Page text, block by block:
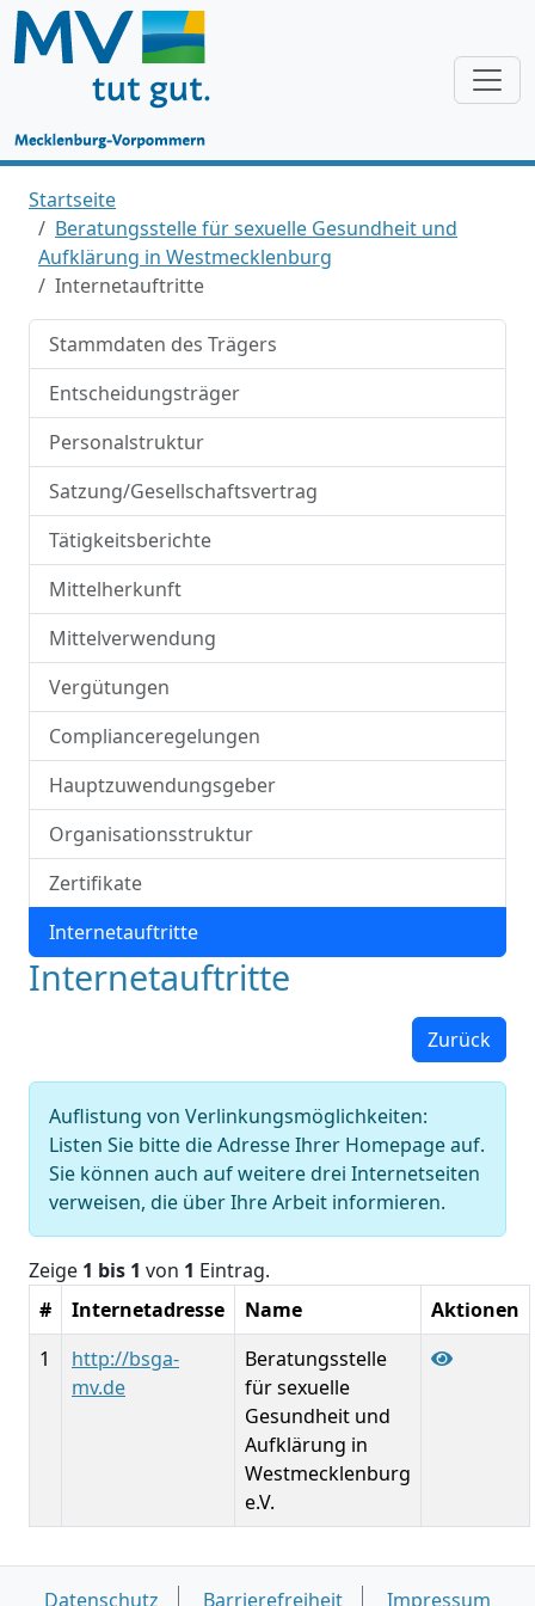
Startseite
Beratungsstelle für sexuelle Gesundheit und
Aufklärung in Westmecklenburg
Internetauftritte
Stammdaten des Trägers
Entscheidungsträger
Personalstruktur
Satzung/Gesellschaftsvertrag
Tätigkeitsberichte
Mittelherkunft
Mittelverwendung
Vergütungen
Complianceregelungen
Hauptzuwendungsgeber
Organisationsstruktur
Zertifikate
Internetauftritte
Internetauftritte
Zurück
Auflistung von Verlinkungsmöglichkeiten:
Listen Sie bitte die Adresse Ihrer Homepage auf.
Sie können auch auf weitere drei Internetseiten
verweisen, die über Ihre Arbeit informieren.
Zeige 1 bis 1 von 1 Eintrag.
#
Internetadresse Name
Aktionen
1
http://bsga-
mv.de
Beratungsstelle
für sexuelle
Gesundheit und
Aufklärung in
Westmecklenburg
e.V.
Datenschutz Barrierefreiheit Impressum